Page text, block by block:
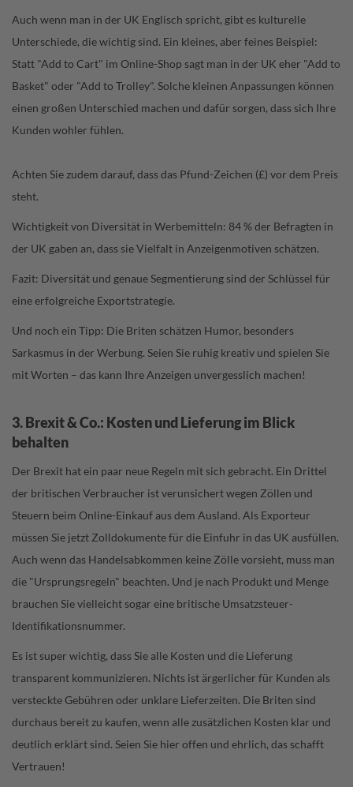
Auch wenn man in der UK Englisch spricht, gibt es kulturelle
Unterschiede, die wichtig sind. Ein kleines, aber feines Beispiel:
Statt "Add to Cart" im Online-Shop sagt man in der UK eher "Add to
Basket" oder "Add to Trolley". Solche kleinen Anpassungen können
einen großen Unterschied machen und dafür sorgen, dass sich Ihre
Kunden wohler fühlen.
Achten Sie zudem darauf, dass das Pfund-Zeichen (£) vor dem Preis
steht.
Wichtigkeit von Diversität in Werbemitteln: 84 % der Befragten in
der UK gaben an, dass sie Vielfalt in Anzeigenmotiven schätzen.
Fazit: Diversität und genaue Segmentierung sind der Schlüssel für
eine erfolgreiche Exportstrategie.
Und noch ein Tipp: Die Briten schätzen Humor, besonders
Sarkasmus in der Werbung. Seien Sie ruhig kreativ und spielen Sie
mit Worten – das kann Ihre Anzeigen unvergesslich machen!
3. Brexit & Co.: Kosten und Lieferung im Blick
behalten
Der Brexit hat ein paar neue Regeln mit sich gebracht. Ein Drittel
der britischen Verbraucher ist verunsichert wegen Zöllen und
Steuern beim Online-Einkauf aus dem Ausland. Als Exporteur
müssen Sie jetzt Zolldokumente für die Einfuhr in das UK ausfüllen.
Auch wenn das Handelsabkommen keine Zölle vorsieht, muss man
die "Ursprungsregeln" beachten. Und je nach Produkt und Menge
brauchen Sie vielleicht sogar eine britische Umsatzsteuer-
Identifikationsnummer.
Es ist super wichtig, dass Sie alle Kosten und die Lieferung
transparent kommunizieren. Nichts ist ärgerlicher für Kunden als
versteckte Gebühren oder unklare Lieferzeiten. Die Briten sind
durchaus bereit zu kaufen, wenn alle zusätzlichen Kosten klar und
deutlich erklärt sind. Seien Sie hier offen und ehrlich, das schafft
Vertrauen!